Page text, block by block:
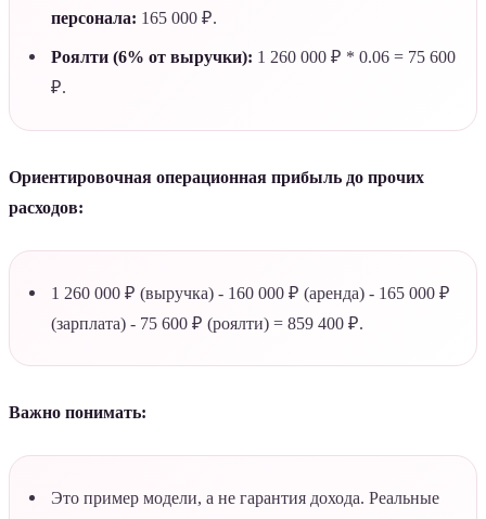
персонала: 165 000 ₽.
Роялти (6% от выручки): 1 260 000 ₽ * 0.06 = 75 600
₽.
Ориентировочная операционная прибыль до прочих
расходов:
1 260 000 ₽ (выручка) - 160 000 ₽ (аренда) - 165 000 ₽
(зарплата) - 75 600 ₽ (роялти) = 859 400 ₽.
Важно понимать:
Это пример модели, а не гарантия дохода. Реальные